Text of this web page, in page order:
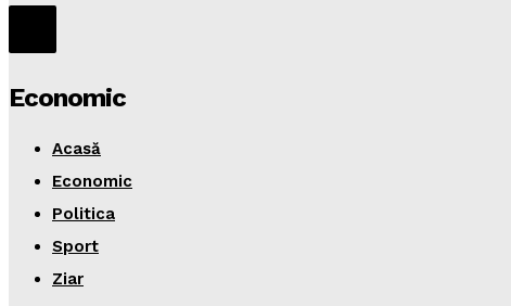
Economic
Acasă
Economic
Politica
Sport
Ziar